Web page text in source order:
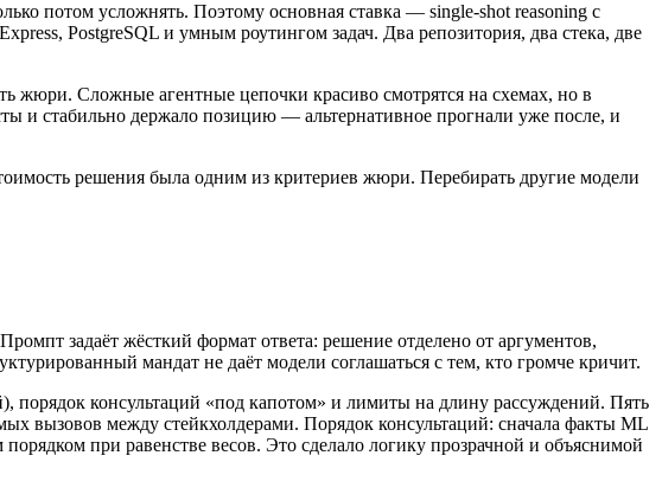
потом усложнять. Поэтому основная ставка — single-shot reasoning с
PostgreSQL и умным роутингом задач. Два репозитория, два стека, две
жюри. Сложные агентные цепочки красиво смотрятся на схемах, но в
и стабильно держало позицию — альтернативное прогнали уже после, и
решения была одним из критериев жюри. Перебирать другие модели
задаёт жёсткий формат ответа: решение отделено от аргументов,
мандат не даёт модели соглашаться с тем, кто громче кричит.
консультаций «под капотом» и лимиты на длину рассуждений. Пять
вызовов между стейкхолдерами. Порядок консультаций: сначала факты ML
при равенстве весов. Это сделало логику прозрачной и объяснимой